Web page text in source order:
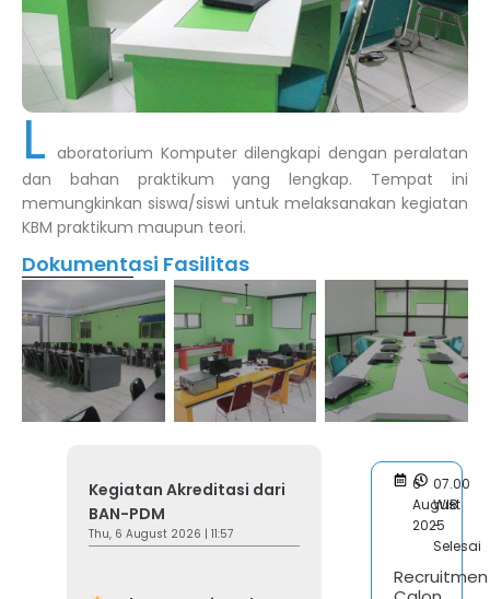
L aboratorium Komputer dilengkapi dengan peralatan
dan bahan praktikum yang lengkap. Tempat ini
memungkinkan siswa/siswi untuk melaksanakan kegiatan
KBM praktikum maupun teori.
Dokumentasi Fasilitas
Kegiatan Akreditasi dari
BAN-PDM
Thu, 6 August 2026 | 11:57
6
August
2025
07.00
WIB
-
Selesai
Recruitmen